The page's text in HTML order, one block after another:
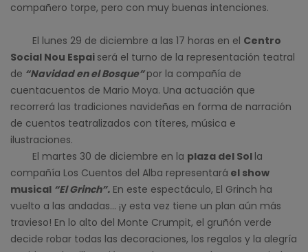
compañero torpe, pero con muy buenas intenciones.
El lunes 29 de diciembre a las 17 horas en el Centro
Social Nou Espai será el turno de la representación teatral
de “Navidad en el Bosque”por la compañía de
cuentacuentos de Mario Moya. Una actuación que
recorrerá las tradiciones navideñas en forma de narración
de cuentos teatralizados con títeres, música e
ilustraciones.
El martes 30 de diciembre en la plaza del Sol la
compañía Los Cuentos del Alba representará el show
musical “El Grinch”. En este espectáculo, El Grinch ha
vuelto a las andadas… ¡y esta vez tiene un plan aún más
travieso! En lo alto del Monte Crumpit, el gruñón verde
decide robar todas las decoraciones, los regalos y la alegría